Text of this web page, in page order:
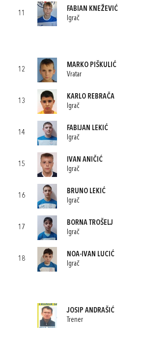
11
FABIAN KNEŽEVIĆ
Igrač
12
MARKO PIŠKULIĆ
Vratar
13
KARLO REBRAČA
Igrač
14
FABIJAN LEKIĆ
Igrač
15
IVAN ANIČIĆ
Igrač
16
BRUNO LEKIĆ
Igrač
17
BORNA TROŠELJ
Igrač
18
NOA-IVAN LUCIĆ
Igrač
JOSIP ANDRAŠIĆ
Trener